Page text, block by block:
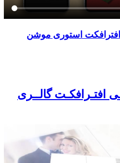
افترافکت استوری موشن
افتـرافکـت گالــری